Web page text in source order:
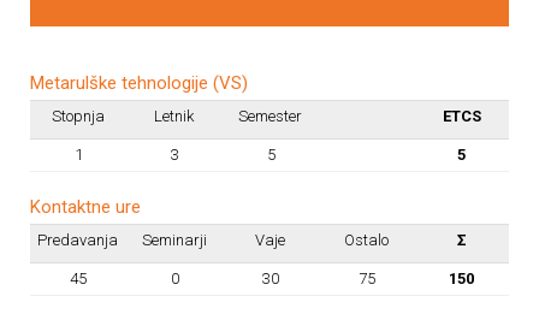
Metarulške tehnologije (VS)
Stopnja Letnik Semester ETCS
1 3 5 5
Kontaktne ure
Predavanja Seminarji Vaje Ostalo Σ
45 0 30 75 150